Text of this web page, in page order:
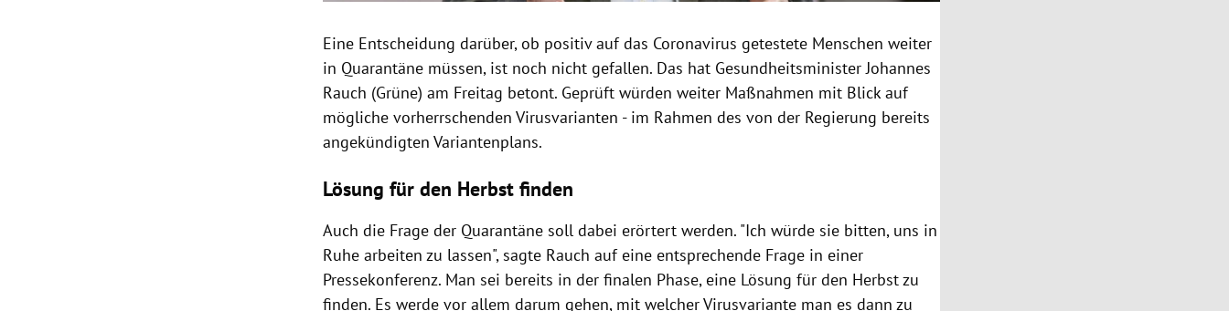
Eine Entscheidung darüber, ob positiv auf das Coronavirus getestete Menschen weiter
in Quarantäne müssen, ist noch nicht gefallen. Das hat Gesundheitsminister Johannes
Rauch (Grüne) am Freitag betont. Geprüft würden weiter Maßnahmen mit Blick auf
mögliche vorherrschenden Virusvarianten - im Rahmen des von der Regierung bereits
angekündigten Variantenplans.
Lösung für den Herbst finden
Auch die Frage der Quarantäne soll dabei erörtert werden. "Ich würde sie bitten, uns in
Ruhe arbeiten zu lassen", sagte Rauch auf eine entsprechende Frage in einer
Pressekonferenz. Man sei bereits in der finalen Phase, eine Lösung für den Herbst zu
finden. Es werde vor allem darum gehen, mit welcher Virusvariante man es dann zu